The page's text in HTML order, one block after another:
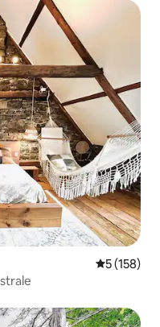
plus aimés
Note
5 (158)